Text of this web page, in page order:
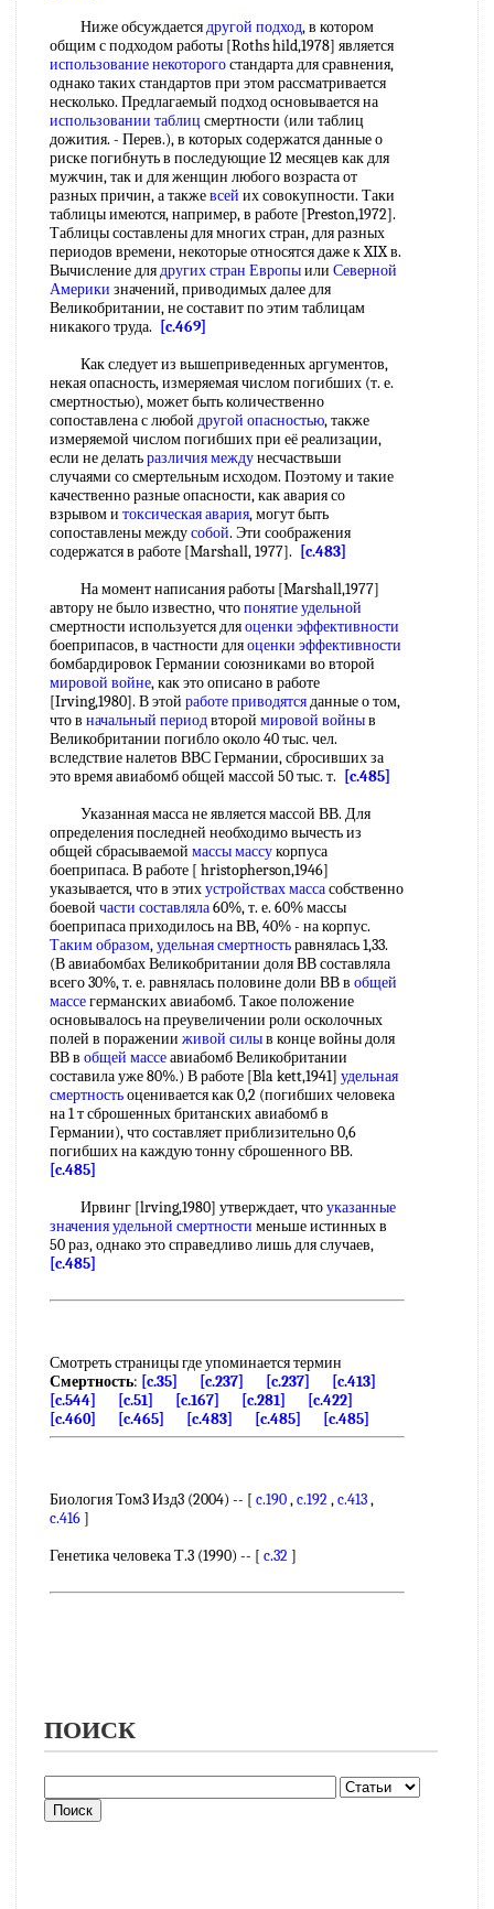
Ниже обсуждаетсядругой подход, в котором
общим с подходом работы [Roths hild,1978] является
использование некоторогостандарта для сравнения,
однако таких стандартов при этом рассматривается
несколько. Предлагаемый подход основывается на
использовании таблиц смертности (или таблиц
дожития. - Перев.), в которых содержатся данные о
риске погибнуть в последующие 12 месяцев как для
мужчин, так и для женщин любого возраста от
разных причин, а такжевсей их совокупности. Таки
таблицы имеются, например, в работе [Preston,1972].
Таблицы составлены для многих стран, для разных
периодов времени, некоторые относятся даже к XIX в.
Вычисление длядругих стран Европыили Северной
Америки значений, приводимых далее для
Великобритании, не составит по этим таблицам
никакого труда.
[c.469]
Как следует из вышеприведенных аргументов,
некая опасность, измеряемая числом погибших (т. е.
смертностью), может быть количественно
сопоставлена с любой другой опасностью, также
измеряемой числом погибших при её реализации,
если не делатьразличия междунесчаствьши
случаями со смертельным исходом. Поэтому и такие
качественно разные опасности, как авария со
взрывом и токсическая авария, могут быть
сопоставлены междусобой. Эти соображения
содержатся в работе [Marshall, 1977].
[c.483]
На момент написания работы [Marshall,1977]
автору не было известно, чтопонятие удельной
смертности используется дляоценки эффективности
боеприпасов, в частности дляоценки эффективности
бомбардировок Германии союзниками во второй
мировой войне, как это описано в работе
[Irving,1980]. В этой работе приводятсяданные о том,
что в начальный периодвторой мировой войныв
Великобритании погибло около 40 тыс. чел.
вследствие налетов ВВС Германии, сбросивших за
это время авиабомб общей массой 50 тыс. т.
[c.485]
Указанная масса не является массой ВВ. Для
определения последней необходимо вычесть из
общей сбрасываемой массы массукорпуса
боеприпаса. В работе [ hristopherson,1946]
указывается, что в этихустройствах массасобственно
боевой части составляла60%, т. е. 60% массы
боеприпаса приходилось на ВВ, 40% - на корпус.
Таким образом,удельная смертностьравнялась 1,33.
(В авиабомбах Великобритании доля ВВ составляла
всего 30%, т. е. равнялась половине доли ВВ в общей
массегерманских авиабомб. Такое положение
основывалось на преувеличении роли осколочных
полей в поражении живой силыв конце войны доля
ВВ в общей массеавиабомб Великобритании
составила уже 80%.) В работе [Bla kett,1941] удельная
смертностьоценивается как 0,2 (погибших человека
на 1 т сброшенных британских авиабомб в
Германии), что составляет приблизительно 0,6
погибших на каждую тонну сброшенного ВВ.
[c.485]
Ирвинг [lrving,1980] утверждает, чтоуказанные
значенияудельной смертности меньше истинных в
50 раз, однако это справедливо лишь для случаев,
[c.485]
Смотреть страницы где упоминается термин
Смертность: [c.35] [c.237] [c.237]
[c.413]
[c.544]
[c.51] [c.167] [c.281]
[c.422]
[c.460]
[c.465] [c.483] [c.485] [c.485]
Биология Том3 Изд3 (2004) -- [ c.190,c.192,c.413,
c.416]
Генетика человека Т.3 (1990) -- [ c.32]
ПОИСК